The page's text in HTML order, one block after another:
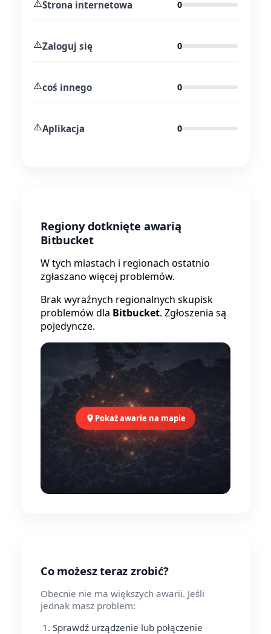
⚠️Strona internetowa 0
⚠️Zaloguj się 0
⚠️coś innego 0
⚠️Aplikacja 0
Regiony dotknięte awarią
Bitbucket
W tych miastach i regionach ostatnio
zgłaszano więcej problemów.
Brak wyraźnych regionalnych skupisk
problemów dla Bitbucket. Zgłoszenia są
pojedyncze.
Pokaż awarie na mapie
Co możesz teraz zrobić?
Obecnie nie ma większych awarii. Jeśli
jednak masz problem:
Sprawdź urządzenie lub połączenie